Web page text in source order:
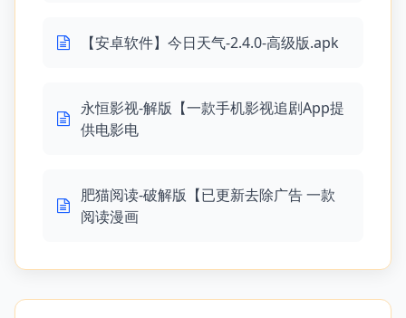
【安卓软件】今日天气-2.4.0-高级版.apk
永恒影视-解版【一款手机影视追剧App提
供电影电
肥猫阅读-破解版【已更新去除广告 一款
阅读漫画